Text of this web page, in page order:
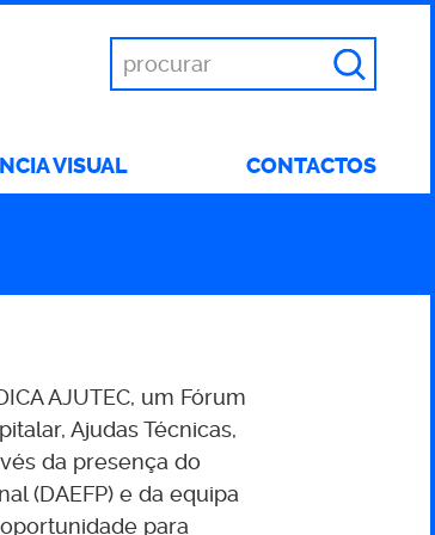
VISUAL CONTACTOS
as
AJUTEC, um Fórum
Ajudas Técnicas,
da presença do
(DAEFP) e da equipa
para